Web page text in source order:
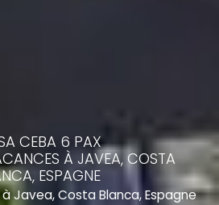
CEBA 6 PAX
À JAVEA, COSTA
ESPAGNE
Javea, Costa Blanca, Espagne